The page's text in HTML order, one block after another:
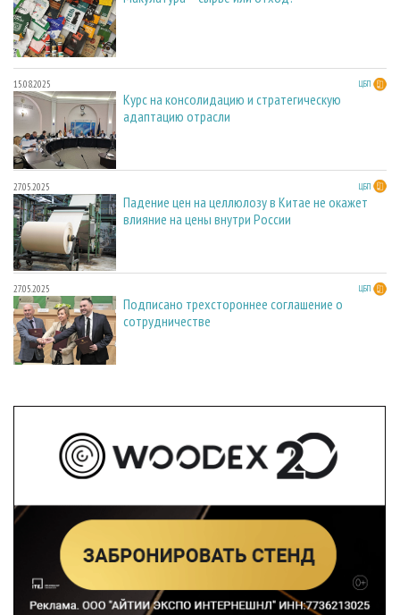
15.08.2025 ЦБП
Курс на консолидацию и стратегическую
адаптацию отрасли
27.05.2025 ЦБП
Падение цен на целлюлозу в Китае не окажет
влияние на цены внутри России
27.05.2025 ЦБП
Подписано трехстороннее соглашение о
сотрудничестве